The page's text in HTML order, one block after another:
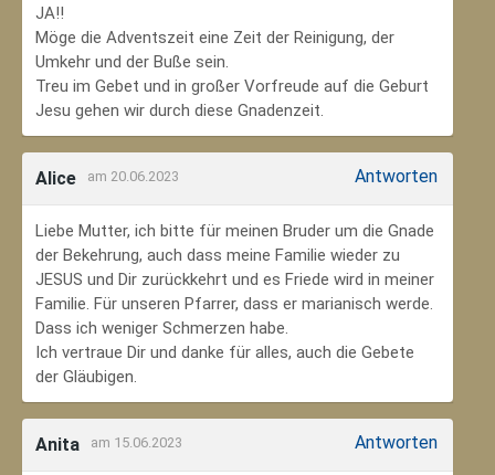
JA!!
Möge die Adventszeit eine Zeit der Reinigung, der
Umkehr und der Buße sein.
Treu im Gebet und in großer Vorfreude auf die Geburt
Jesu gehen wir durch diese Gnadenzeit.
Alice am 20.06.2023 Antworten
Liebe Mutter, ich bitte für meinen Bruder um die Gnade
der Bekehrung, auch dass meine Familie wieder zu
JESUS und Dir zurückkehrt und es Friede wird in meiner
Familie. Für unseren Pfarrer, dass er marianisch werde.
Dass ich weniger Schmerzen habe.
Ich vertraue Dir und danke für alles, auch die Gebete
der Gläubigen.
Anita am 15.06.2023 Antworten